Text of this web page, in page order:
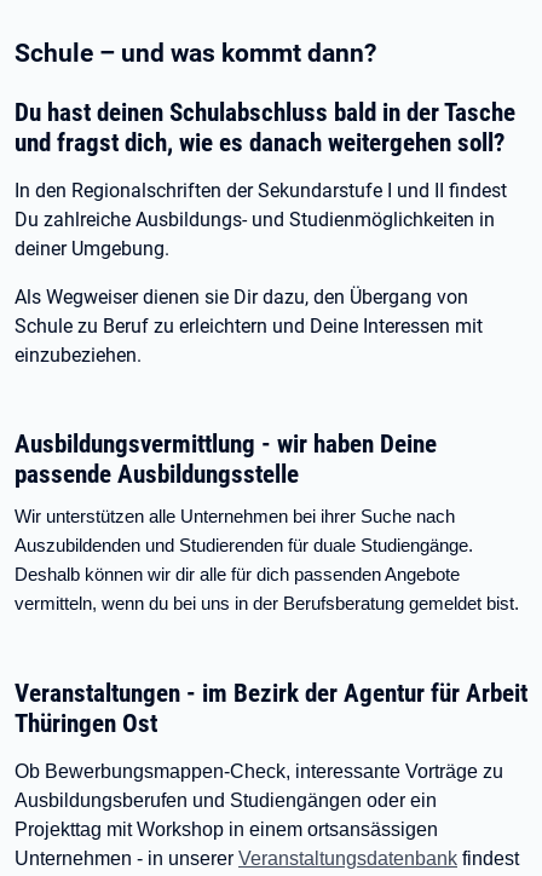
Schule – und was kommt dann?
Du hast deinen Schulabschluss bald in der Tasche
und fragst dich, wie es danach weitergehen soll?
In den Regionalschriften der Sekundarstufe I und II findest
Du zahlreiche Ausbildungs- und Studienmöglichkeiten in
deiner Umgebung.
Als Wegweiser dienen sie Dir dazu, den Übergang von
Schule zu Beruf zu erleichtern und Deine Interessen mit
einzubeziehen.
Ausbildungsvermittlung - wir haben Deine
passende Ausbildungsstelle
Wir unterstützen alle Unternehmen bei ihrer Suche nach
Auszubildenden und Studierenden für duale Studiengänge.
Deshalb können wir dir alle für dich passenden Angebote
vermitteln, wenn du bei uns in der Berufsberatung gemeldet bist.
Veranstaltungen - im Bezirk der Agentur für Arbeit
Thüringen Ost
Ob Bewerbungsmappen-Check, interessante Vorträge zu
Ausbildungsberufen und Studiengängen oder ein
Projekttag mit Workshop in einem ortsansässigen
Unternehmen - in unserer Veranstaltungsdatenbank findest